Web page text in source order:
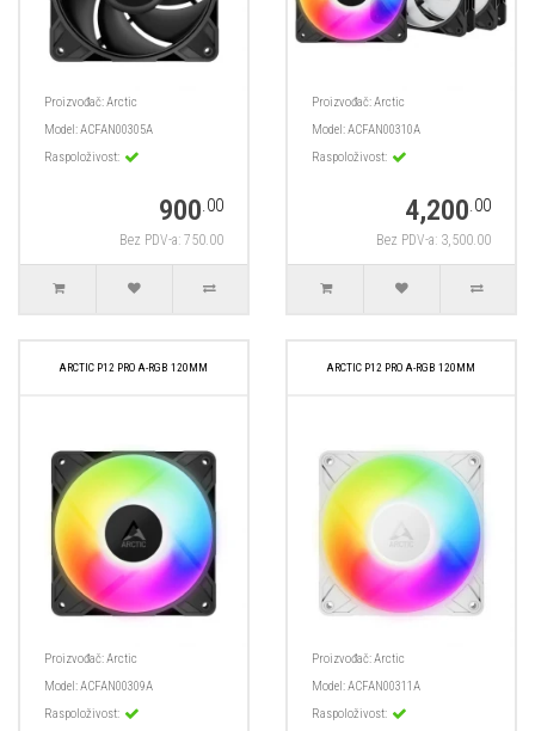
Proizvođač:Arctic
Model:ACFAN00305A
Raspoloživost:
900.00
Bez PDV-a: 750.00
Proizvođač:Arctic
Model:ACFAN00310A
Raspoloživost:
4,200.00
Bez PDV-a: 3,500.00
ARCTIC P12 PRO A-RGB 120MM
Proizvođač:Arctic
Model:ACFAN00309A
Raspoloživost:
ARCTIC P12 PRO A-RGB 120MM
Proizvođač:Arctic
Model:ACFAN00311A
Raspoloživost: